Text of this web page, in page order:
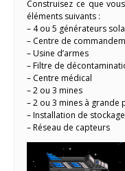
Construisez ce que
éléments suivants :
– 4 ou 5 générateurs
– Centre de
– Usine d’armes
– Filtre de
– Centre médical
– 2 ou 3 mines
– 2 ou 3 mines à
– Installation de stockage
– Réseau de capteurs